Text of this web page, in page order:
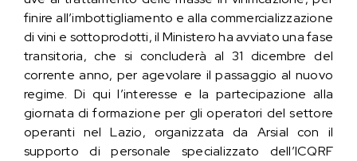
finire all’imbottigliamento e alla commercializzazione
di vini e sottoprodotti, il Ministero ha avviato una fase
transitoria, che si concluderà al 31 dicembre del
corrente anno, per agevolare il passaggio al nuovo
regime. Di qui l’interesse e la partecipazione alla
giornata di formazione per gli operatori del settore
operanti nel Lazio, organizzata da Arsial con il
supporto di personale specializzato dell’ICQRF